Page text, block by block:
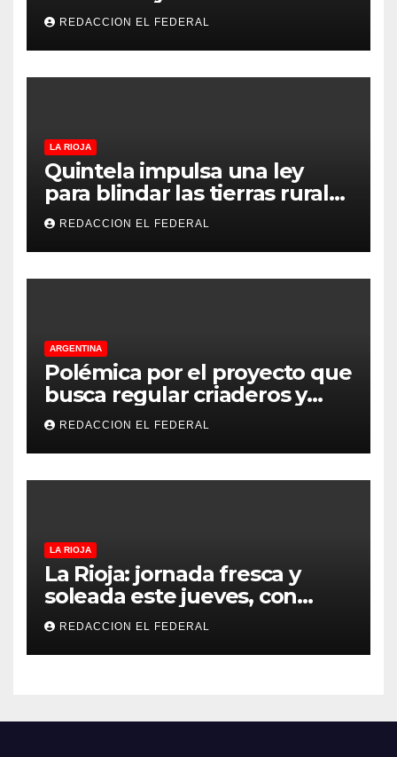
motocicletas
REDACCION EL FEDERAL
LA RIOJA
Quintela impulsa una ley
para blindar las tierras rurales
de La Rioja: cuáles son los
principales puntos
REDACCION EL FEDERAL
ARGENTINA
Polémica por el proyecto que
busca regular criaderos y
refugios de perros y gatos:
denuncian excesos, mientras
proteccionistas reclaman
controles más duros
REDACCION EL FEDERAL
LA RIOJA
La Rioja: jornada fresca y
soleada este jueves, con
temperaturas estables para
el viernes
REDACCION EL FEDERAL